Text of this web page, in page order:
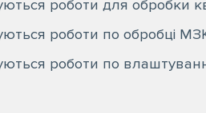
роботи для обробки
роботи по обробці
роботи по